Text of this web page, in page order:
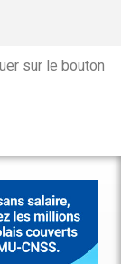
sur le bouton